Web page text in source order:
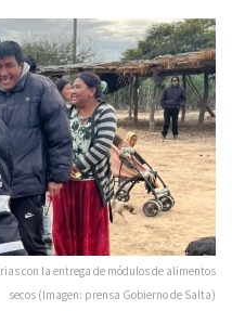
con la entrega de módulos de alimentos
secos (Imagen: prensa Gobierno de Salta)